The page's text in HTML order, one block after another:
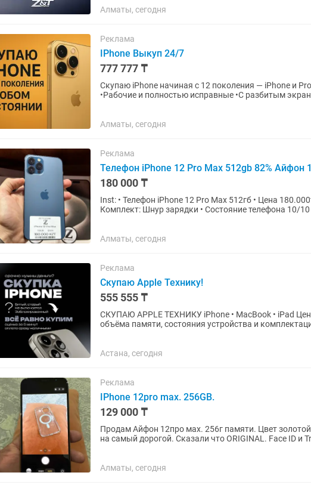
Алматы, сегодня
Реклама
IPhone Выкуп 24/7
777 777 ₸
Скупаю iPhone начиная с 12 поколения — iPhone и
•Рабочие и полностью исправные •С разбитым
Алматы, сегодня
Реклама
Телефон iPhone 12 Pro Max 512gb 82% Айфон
180 000 ₸
Inst: • Телефон iPhone 12 Pro Мах 512гб • Цена 180.000тг • Состояние Аккумулятора 82% •
Комплект: Шнур зарядки • Состояние телефона 10/
Алматы, сегодня
Реклама
Скупаю Apple Технику!
555 555 ₸
СКУПАЮ APPLE ТЕХНИКУ iPhone • MacBook • iPad Цены могут варьироваться в зависимости от
объёма памяти, состояния устройства и комплектации. IPHONE iPhone XS — до 40 000 тг
Астана, сегодня
Реклама
IPhone 12pro max. 256GB.
129 000 ₸
Продам Айфон 12про мах. 256г памяти. Цвет золотой. В комплекте коробка. Дисплей меняли
на самый дорогой. Сказали что ORIGINAL. Face ID и True Tone все что есть работает как
Алматы, сегодня